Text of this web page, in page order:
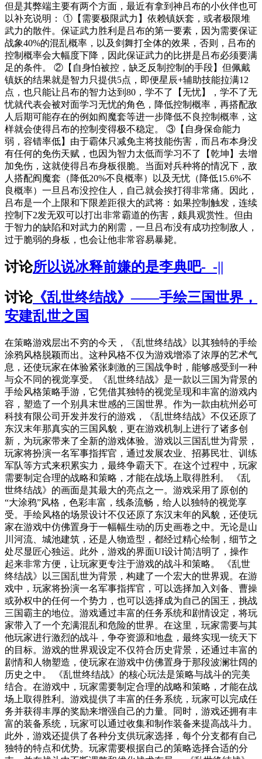
但是其弊端主要有两个方面，最近有拿到神吕布的小伙伴也可
以补充说明： ①【需要极限武力】依赖镇妖套，或者极限堆
武力的散件。保证武力胜利是吕布的第一要素，因为需要保证
战象40%的混乱概率，以及剑舞打全体的效果，否则，吕布的
控制概率会大幅度下降，因此保证武力的比拼是吕布必须要满
足的条件。 ②【自身怕被控，缺乏反制控制的手段】但佩戴
镇妖的结果就是智力只提供5点，即便星辰+辅助技能拉满12
点，也只能让吕布的智力达到80，学不了【无忧】，学不了无
忧就代表会被对面学习无忧的角色，降低控制概率，再搭配敌
人后期可能存在的例如阎魔套等进一步降低不良控制概率，这
样就会使得吕布的控制变得极不稳定。 ③【自身保命能力
弱，容错率低】由于霸体只减免主将技能伤害，而吕布本身没
有任何的免伤天赋，也因为智力太低而学习不了【乾坤】去增
加免伤，这就使得吕布身板很脆。当面对兵种将的情况下，敌
人搭配阎魔套（降低20%不良概率）以及无忧（降低15.6%不
良概率）一旦吕布没控住人，自己就会挨打得非常痛。因此，
吕布是一个上限和下限差距很大的武将：如果控制触发，连续
控制下2发无双可以打出非常霸道的伤害，颇具观赏性。但由
于智力的缺陷和对武力的刚需，一旦吕布没有成功控制敌人，
过于脆弱的身板，也会让他非常容易暴毙。
讨论所以说冰释前嫌的是李典吧-_-||
讨论《乱世终结战》——手绘三国世界，
安建乱世之国
在策略游戏层出不穷的今天，《乱世终结战》以其独特的手绘
涂鸦风格脱颖而出。这种风格不仅为游戏增添了浓厚的艺术气
息，还使玩家在体验紧张刺激的三国战争时，能够感受到一种
与众不同的视觉享受。《乱世终结战》是一款以三国为背景的
手绘风格策略手游，它凭借其独特的视觉呈现和丰富的游戏内
容，塑造了一个别具末世感的三国世界。作为一款由杭州必可
科技有限公司开发并发行的游戏，《乱世终结战》不仅还原了
东汉末年那真实的三国风貌，更在游戏机制上进行了诸多创
新，为玩家带来了全新的游戏体验。游戏以三国乱世为背景，
玩家将扮演一名军事指挥官，通过发展农业、招募民壮、训练
军队等方式来积累实力，最终争霸天下。在这个过程中，玩家
需要制定合理的战略和策略，才能在战场上取得胜利。 《乱
世终结战》的画面是其最大的亮点之一。游戏采用了原创的
“大涂鸦”风格，色彩丰富，线条流畅，给人以独特的视觉享
受。手绘风格的场景设计不仅还原了东汉末年的风貌，还使玩
家在游戏中仿佛置身于一幅幅生动的历史画卷之中。无论是山
川河流、城池建筑，还是人物造型，都经过精心绘制，细节之
处尽显匠心独运。此外，游戏的界面UI设计简洁明了，操作
起来非常方便，让玩家更专注于游戏的战斗和策略。 《乱世
终结战》以三国乱世为背景，构建了一个宏大的世界观。在游
戏中，玩家将扮演一名军事指挥官，可以选择加入刘备、曹操
或孙权中的任何一个势力，也可以选择成为自己的国王，挑战
三国霸主的地位。游戏通过丰富的任务系统和剧情设定，将玩
家带入了一个充满混乱和危险的世界。在这里，玩家需要与其
他玩家进行激烈的战斗，争夺资源和地盘，最终实现一统天下
的目标。游戏的世界观设定不仅符合历史背景，还通过丰富的
剧情和人物塑造，使玩家在游戏中仿佛置身于那段波澜壮阔的
历史之中。 《乱世终结战》的核心玩法是策略与战斗的完美
结合。在游戏中，玩家需要制定合理的战略和策略，才能在战
场上取得胜利。游戏提供了丰富的任务系统，玩家可以完成任
务并获得丰厚的奖励来增强自己的力量。同时，游戏还拥有丰
富的装备系统，玩家可以通过收集和制作装备来提高战斗力。
此外，游戏还提供了各种分支供玩家选择，每个分支都有自己
独特的特点和优势。玩家需要根据自己的策略选择合适的分